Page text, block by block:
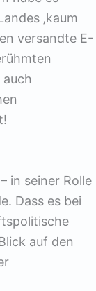
‚kaum
versandte E-
auch
in seiner Rolle
Dass es bei
auf den